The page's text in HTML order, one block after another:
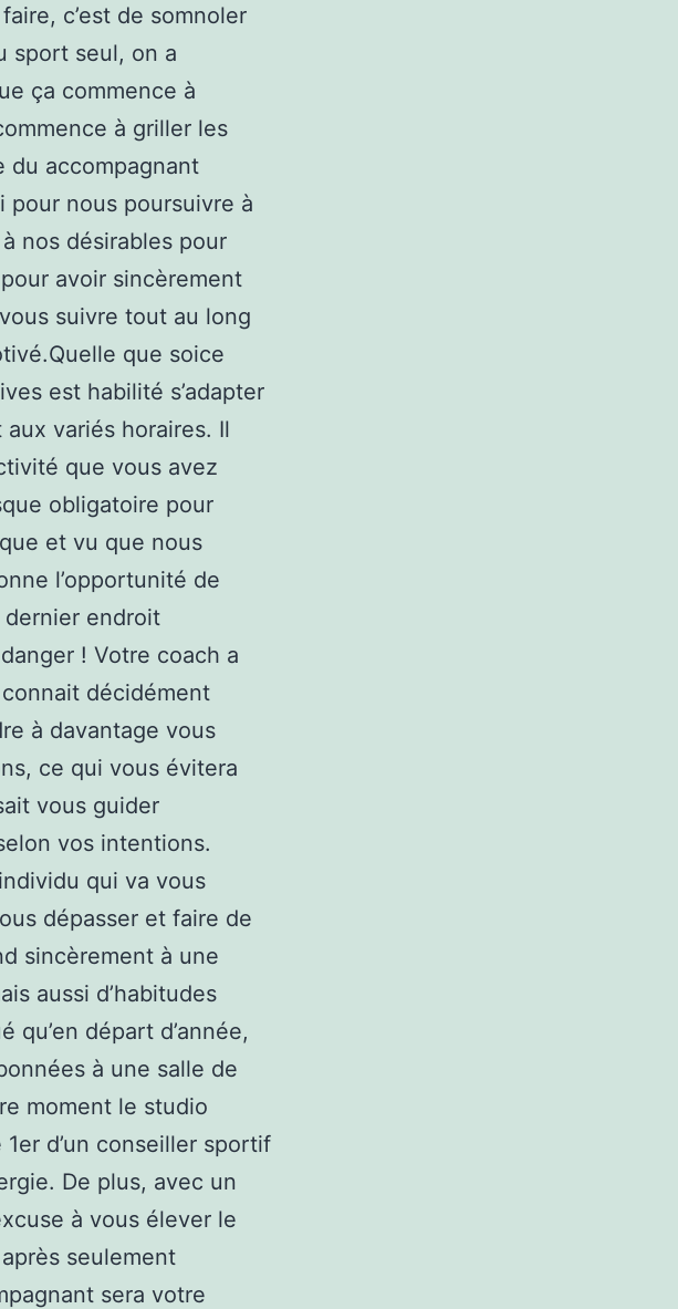
c’est de somnoler
sport seul, on a
ça commence à
à griller les
du accompagnant
pour nous poursuivre à
nos désirables pour
avoir sincèrement
suivre tout au long
que soice
est habilité s’adapter
variés horaires. Il
que vous avez
obligatoire pour
et vu que nous
l’opportunité de
endroit
! Votre coach a
décidément
à davantage vous
ce qui vous évitera
vous guider
vos intentions.
qui va vous
dépasser et faire de
sincèrement à une
aussi d’habitudes
qu’en départ d’année,
à une salle de
moment le studio
d’un conseiller sportif
De plus, avec un
à vous élever le
seulement
sera votre